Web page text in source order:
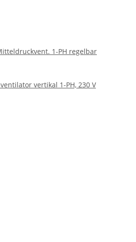
1-PH regelbar